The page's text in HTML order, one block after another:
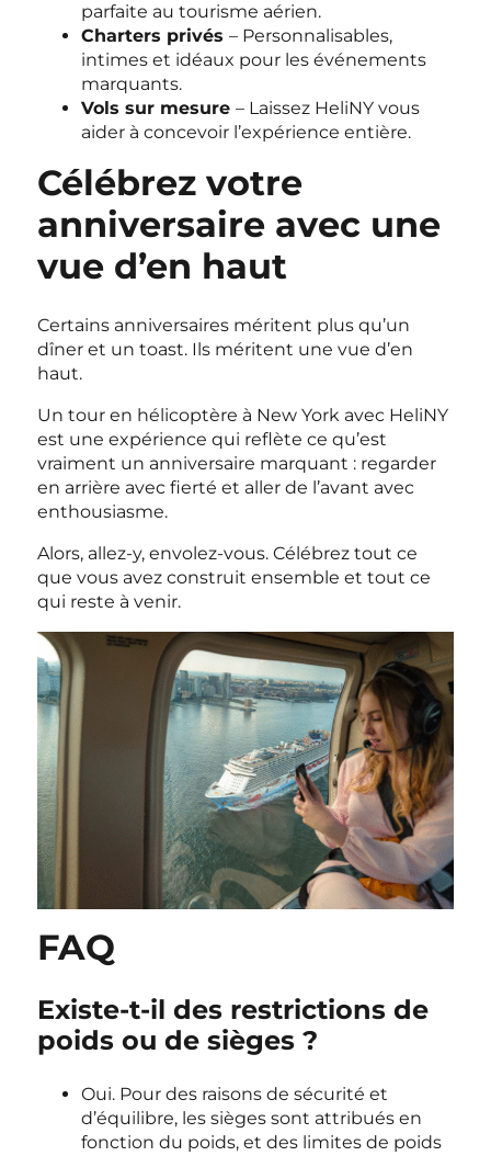
parfaite au tourisme aérien.
Charters privés – Personnalisables,
intimes et idéaux pour les événements
marquants.
Vols sur mesure – Laissez HeliNY vous
aider à concevoir l’expérience entière.
Célébrez votre
anniversaire avec une
vue d’en haut
Certains anniversaires méritent plus qu’un
dîner et un toast. Ils méritent une vue d’en
haut.
Un tour en hélicoptère à New York avec HeliNY
est une expérience qui reflète ce qu’est
vraiment un anniversaire marquant : regarder
en arrière avec fierté et aller de l’avant avec
enthousiasme.
Alors, allez-y, envolez-vous. Célébrez tout ce
que vous avez construit ensemble et tout ce
qui reste à venir.
FAQ
Existe-t-il des restrictions de
poids ou de sièges ?
Oui. Pour des raisons de sécurité et
d’équilibre, les sièges sont attribués en
fonction du poids, et des limites de poids